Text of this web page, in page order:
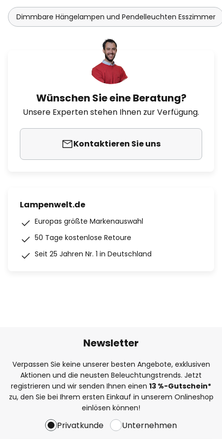
Dimmbare Hängelampen und Pendelleuchten Esszimmer
Wünschen Sie eine Beratung?
Unsere Experten stehen Ihnen zur Verfügung.
Kontaktieren Sie uns
Lampenwelt.de
Europas größte Markenauswahl
50 Tage kostenlose Retoure
Seit 25 Jahren Nr. 1 in Deutschland
Newsletter
Verpassen Sie keine unserer besten Angebote, exklusiven
Aktionen und die neusten Beleuchtungstrends. Jetzt
registrieren und wir senden Ihnen einen 13 %-Gutschein*
zu, den Sie bei Ihrem ersten Einkauf in unserem Onlineshop
einlösen können!
Privatkunde Unternehmen